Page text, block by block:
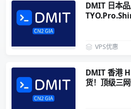
DMIT 日本
VPS优惠
DMIT 香港
货！顶级三